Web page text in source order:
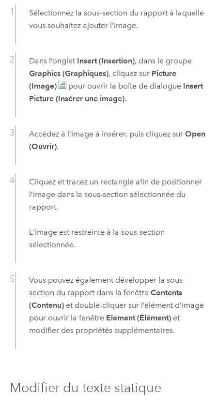
Sélectionnez la sous-section du rapport à laquelle
vous souhaitez ajouter l’image.
Dans l’onglet Insert (Insertion), dans le groupe
Graphics (Graphiques), cliquez sur Picture
(Image)
pour ouvrir la boîte de dialogue Insert
Picture (Insérer une image).
Accédez à l’image à insérer, puis cliquez sur Open
(Ouvrir).
Cliquez et tracez un rectangle afin de positionner
l’image dans la sous-section sélectionnée du
rapport.
L'image est restreinte à la sous-section
sélectionnée.
Vous pouvez également développer la sous-
section du rapport dans la fenêtre Contents
(Contenu)et double-cliquer sur l’élément d’image
pour ouvrir la fenêtre Element (Élément)et
modifier des propriétés supplémentaires.
Modifier du texte statique